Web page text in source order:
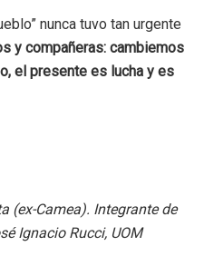
nunca tuvo tan urgente
y compañeras: cambiemos
el presente es lucha y es
(ex-Camea). Integrante de
Ignacio Rucci, UOM